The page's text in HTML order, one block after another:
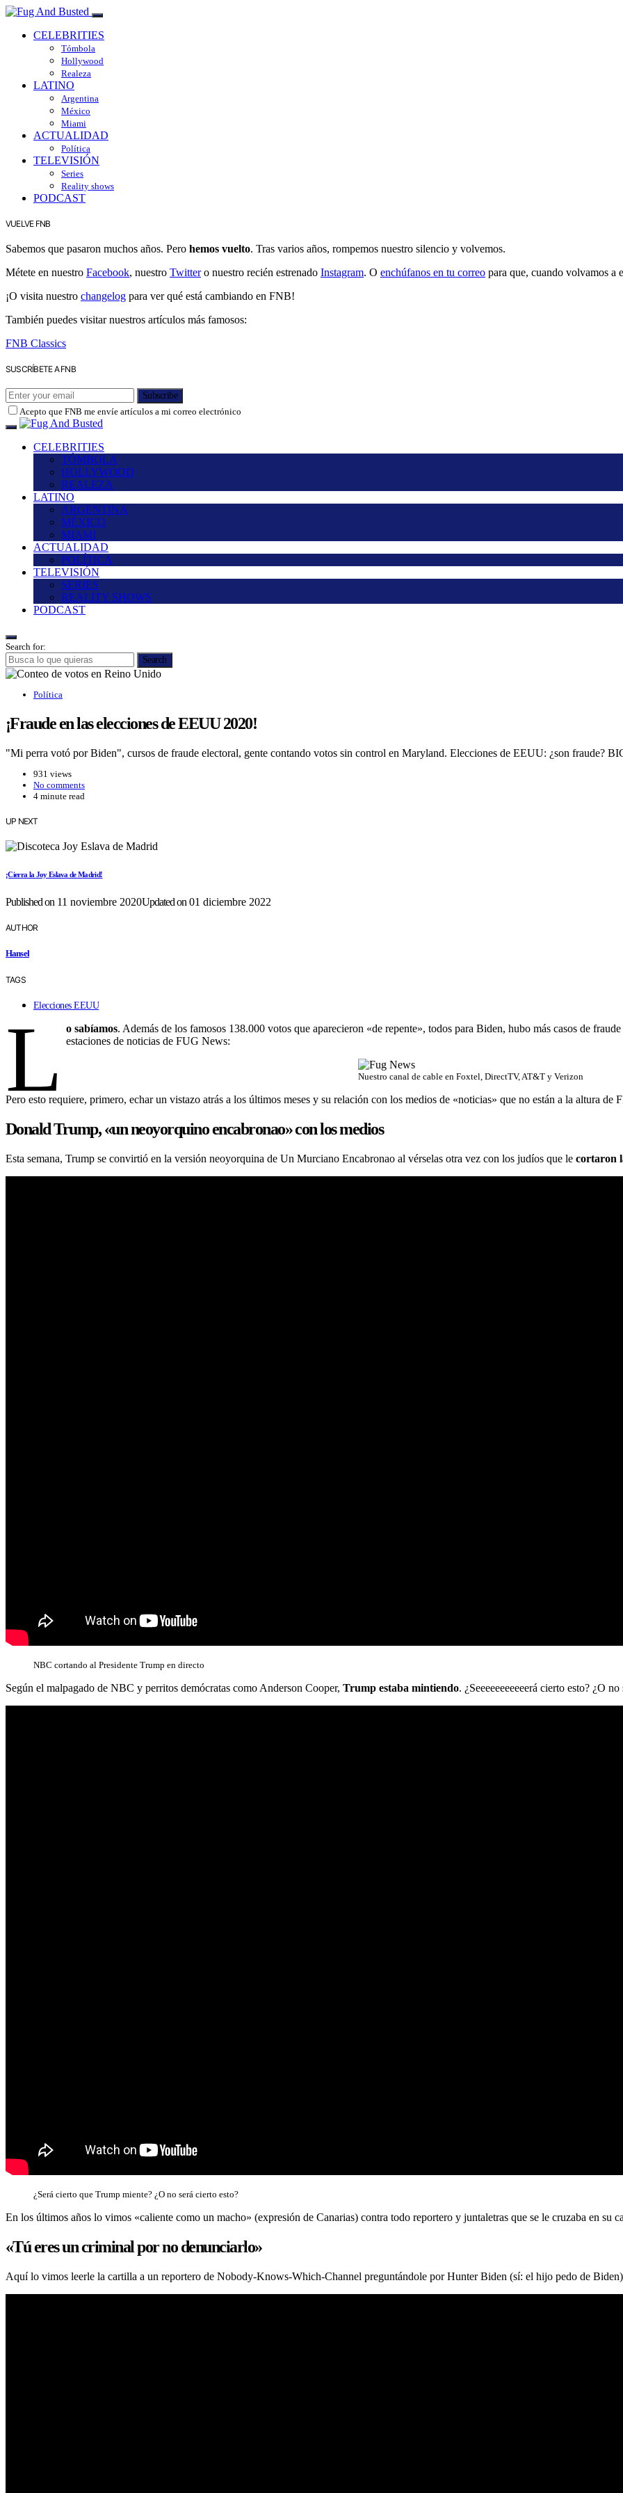
CELEBRITIES
Tómbola
Hollywood
Realeza
LATINO
Argentina
México
Miami
ACTUALIDAD
Política
TELEVISIÓN
Series
Reality shows
PODCAST
VUELVE FNB
Sabemos que pasaron muchos años. Pero hemos vuelto. Tras varios años, rompemos nuestro silencio y volvemos.
Métete en nuestro Facebook, nuestro Twittero nuestro recién estrenado Instagram. O enchúfanos en tu correo para que, cuando volvamos a
¡O visita nuestro changelog para ver qué está cambiando en FNB!
También puedes visitar nuestros artículos más famosos:
FNB Classics
SUSCRÍBETE A FNB
Subscribe
Acepto que FNB me envíe artículos a mi correo electrónico
CELEBRITIES
TÓMBOLA
HOLLYWOOD
REALEZA
LATINO
ARGENTINA
MÉXICO
MIAMI
ACTUALIDAD
POLÍTICA
TELEVISIÓN
SERIES
REALITY SHOWS
PODCAST
Search for:
Search
Política
¡Fraude en las elecciones de EEUU 2020!
"Mi perra votó por Biden", cursos de fraude electoral, gente contando votos sin control en Maryland. Elecciones de EEUU: ¿son fraude?
931 views
No comments
4 minute read
UP NEXT
¡Cierra la Joy Eslava de Madrid!
Published on11 noviembre 2020Updated on01 diciembre 2022
AUTHOR
Hansel
TAGS
Elecciones EEUU
L o sabíamos. Además de los famosos 138.000 votos que aparecieron «de repente», todos para Biden, hubo más casos de
estaciones de noticias de FUG News:
Nuestro canal de cable en Foxtel, DirectTV, AT&T y Verizon
Pero esto requiere, primero, echar un vistazo atrás a los últimos meses y su relación con los medios de «noticias» que no están a la altura de
Donald Trump, «un neoyorquino encabronao» con los medios
Esta semana, Trump se convirtió en la versión neoyorquina de Un Murciano Encabronao al vérselas otra vez con los judíos que le cortaron
NBC cortando al Presidente Trump en directo
Según el malpagado de NBC y perritos demócratas como Anderson Cooper, Trump estaba mintiendo. ¿Seeeeeeeeeeerá cierto esto? ¿O
¿Será cierto que Trump miente? ¿O no será cierto esto?
En los últimos años lo vimos «caliente como un macho» (expresión de Canarias) contra todo reportero y juntaletras que se le cruzaba en su
«Tú eres un criminal por no denunciarlo»
Aquí lo vimos leerle la cartilla a un reportero de Nobody-Knows-Which-Channel preguntándole por Hunter Biden (sí: el hijo pedo de